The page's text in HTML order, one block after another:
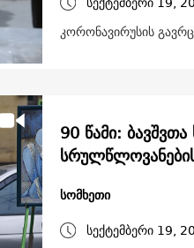
კორონავირუსის
90 წამი:
სომხეთი
სექტემბერი 19,